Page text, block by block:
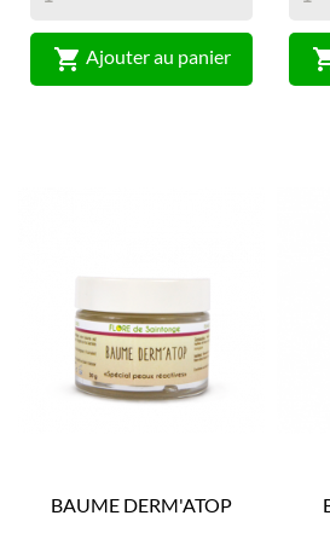
 Ajouter au panier
BAUME DERM'ATOP